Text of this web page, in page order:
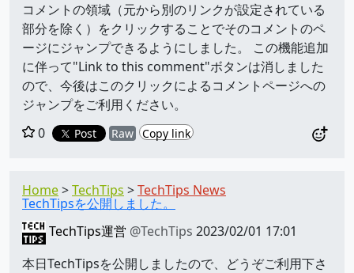
コメントの領域（元から別のリンクが設定されている
部分を除く）をクリックすることでそのコメントのペ
ージにジャンプできるようにしました。 この機能追加
に伴って"Link to this comment"ボタンは消しました
ので、今後はこのクリックによるコメントページへの
ジャンプをご利用ください。
0
Post Raw Copy link
Home TechTips TechTips News
TechTipsを公開しました。
TechTips運営 @TechTips 2023/02/01 17:01
本日TechTipsを公開しましたので、どうぞご利用下さ